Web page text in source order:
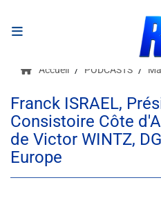
RADIO
Podcasts
Programmes
Equipe
Faire un don
Accueil PODCASTS
Franck ISRAEL,
Consistoire Côte
de Victor WINTZ,
Europe